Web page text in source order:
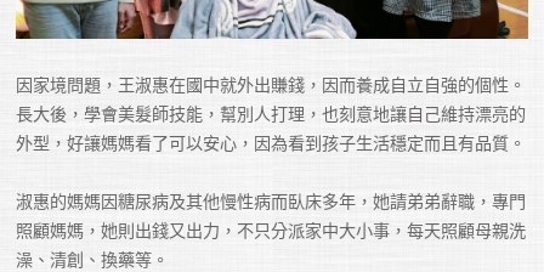
因家境問題，王淑惠在國中就外出賺錢，因而養成自立自強的個性。
長大後，學會美髮師技能，幫別人打理，也刻意地讓自己維持漂亮的
外型，好讓媽媽看了可以安心，因為看到孩子生活穩定而且有品質。
淑惠的媽媽因糖尿病及其他慢性病而臥床多年，她請弟弟辭職，專門
照顧媽媽，她則出錢又出力，不只分派家中大小事，每天照顧母親洗
澡、清創、換藥等。